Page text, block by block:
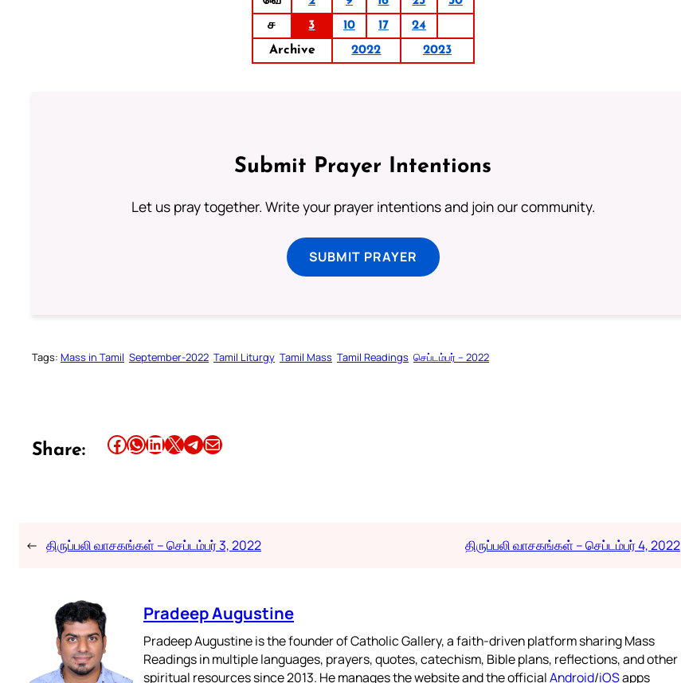
ச
3 10 17
24
Archive
2022 2023
Submit Prayer Intentions
Let us pray together. Write your prayer intentions and join our community.
SUBMIT PRAYER
Tags: Mass in Tamil September-2022 Tamil Liturgy Tamil Mass Tamil Readings செப்டம்பர் – 2022
Share: Share this article on Facebook Share this article on WhatsApp Share this article on LinkedIn Share this article on X Share this article on TelegramEmail this Article
← திருப்பலி வாசகங்கள் – செப்டம்பர் 3, 2022 திருப்பலி வாசகங்கள் – செப்டம்பர் 4, 2022
Pradeep Augustine
Pradeep Augustine is the founder of Catholic Gallery, a faith-driven platform sharing Mass
Readings in multiple languages, prayers, quotes, catechism, Bible plans, reflections, and other
spiritual resources since 2013. He manages the website and the officialAndroid/iOSapps